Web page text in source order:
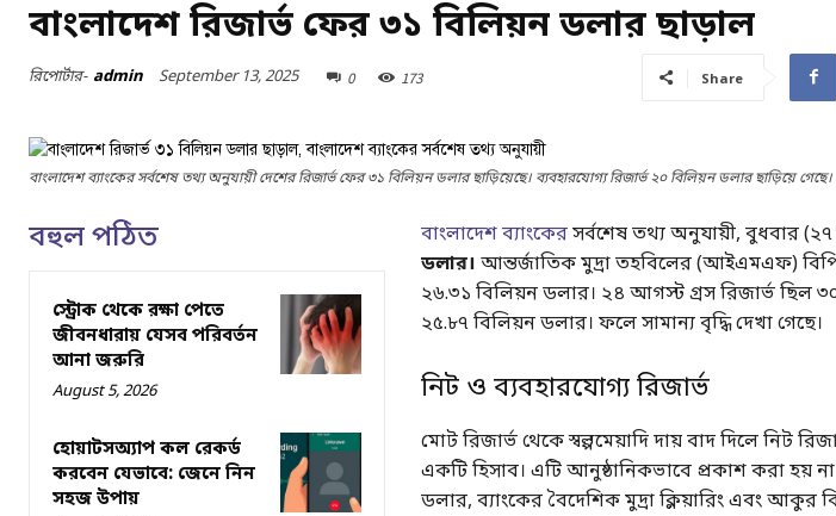
বাংলাদেশ রিজার্ভ ফের ৩১ বিলিয়ন ডলার ছাড়াল
রিপোর্টার- admin September 13, 2025 0 173 Share
বাংলাদেশ ব্যাংকের সর্বশেষ তথ্য অনুযায়ী দেশের রিজার্ভ ফের ৩১ বিলিয়ন ডলার ছাড়িয়েছে। ব্যবহারযোগ্য রিজার্ভ ২০ বিলিয়ন ডলার ছাড়িয়ে গেছে।
বহুল পঠিত
স্ট্রোক থেকে রক্ষা পেতে
জীবনধারায় যেসব পরিবর্তন
আনা জরুরি
August 5, 2026
হোয়াটসঅ্যাপ কল রেকর্ড
করবেন যেভাবে: জেনে নিন
সহজ উপায়
বাংলাদেশ ব্যাংকেরসর্বশেষ তথ্য অনুযায়ী, বুধবার
ডলার। আন্তর্জাতিক মুদ্রা তহবিলের (আইএমএফ)
২৬.৩১ বিলিয়ন ডলার। ২৪ আগস্ট গ্রস রিজার্ভ ছিল
২৫.৮৭ বিলিয়ন ডলার। ফলে সামান্য বৃদ্ধি দেখা গেছে।
নিট ও ব্যবহারযোগ্য রিজার্ভ
মোট রিজার্ভ থেকে স্বল্পমেয়াদি দায় বাদ দিলে নিট
একটি হিসাব। এটি আনুষ্ঠানিকভাবে প্রকাশ করা
ডলার, ব্যাংকের বৈদেশিক মুদ্রা ক্লিয়ারিং এবং আকুর